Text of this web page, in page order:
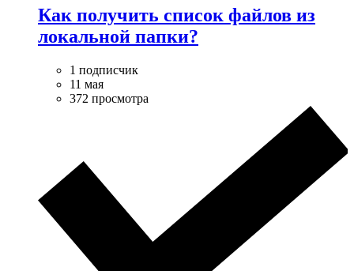
Как получить список файлов из
локальной папки?
1 подписчик
11 мая
372 просмотра